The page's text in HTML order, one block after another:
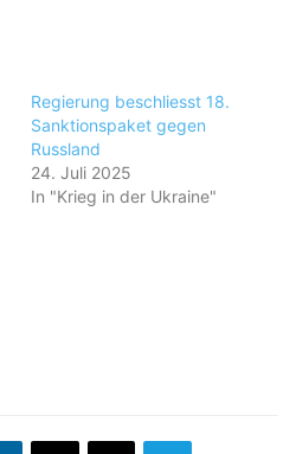
Regierung beschliesst 18.
Sanktionspaket gegen
Russland
24. Juli 2025
In "Krieg in der Ukraine"